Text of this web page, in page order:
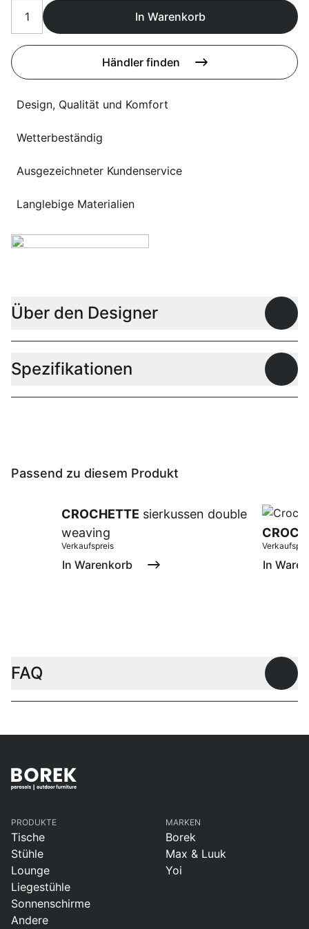
Uber uns
Sprachwahl
In Warenkorb
Händler finden
Design, Qualität und Komfort
Wetterbeständig
Ausgezeichneter Kundenservice
Langlebige Materialien
Über den Designer
Spezifikationen
Passend zu diesem Produkt
CROCHETTE sierkussen double
weaving
Verkaufspreis
In Warenkorb In
FAQ
PRODUKTE
Tische
Stühle
Lounge
Liegestühle
Sonnenschirme
Andere
MARKEN
Borek
Max & Luuk
Yoi